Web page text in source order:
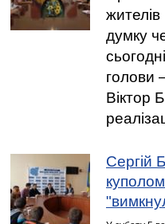
думку
голови
Віктор
Сергій